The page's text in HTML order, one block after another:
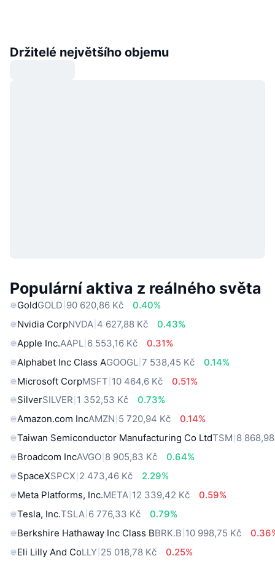
Držitelé největšího objemu
Populární aktiva z reálného světa
GoldGOLD 90 620,86 Kč
0.40%
Nvidia CorpNVDA 4 627,88 Kč
0.43%
Apple Inc.AAPL 6 553,16 Kč
0.31%
Alphabet Inc Class AGOOGL 7 538,45 Kč
0.14%
Microsoft CorpMSFT 10 464,6 Kč
0.51%
SilverSILVER 1 352,53 Kč
0.73%
Amazon.com IncAMZN 5 720,94 Kč
0.14%
Taiwan Semiconductor Manufacturing Co LtdTSM 8
Broadcom IncAVGO 8 905,83 Kč
0.64%
SpaceXSPCX 2 473,46 Kč
2.29%
Meta Platforms, Inc.META 12 339,42 Kč
0.59%
Tesla, Inc.TSLA 6 776,33 Kč
0.79%
Berkshire Hathaway Inc Class BBRK.B 10 998,75 Kč
Eli Lilly And CoLLY 25 018,78 Kč
0.25%